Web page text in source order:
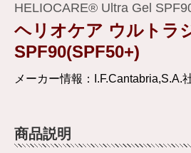
HELIOCARE® Ultra Gel
ヘリオケア ウルトラ
SPF90(SPF50+)
メーカー情報：I.F.Cantabria,S.A.
商品説明